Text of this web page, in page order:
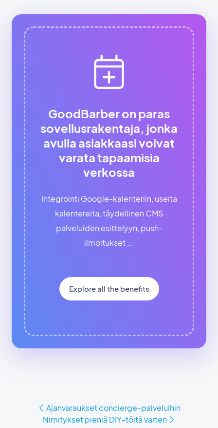
GoodBarber on paras
sovellusrakentaja, jonka
avulla asiakkaasi voivat
varata tapaamisia
verkossa
Integrointi Google-kalenteriin, useita
kalentereita, täydellinen CMS
palveluiden esittelyyn, push-
ilmoitukset ...
Explore all the benefits
Ajanvaraukset concierge-palveluihin
Nimitykset pieniä DIY-töitä varten